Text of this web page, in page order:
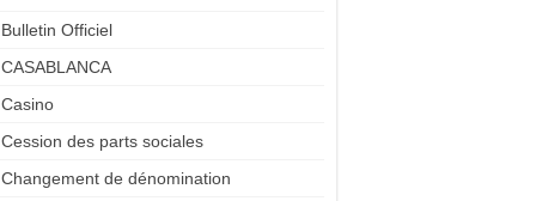
Bulletin Officiel
CASABLANCA
Casino
Cession des parts sociales
Changement de dénomination